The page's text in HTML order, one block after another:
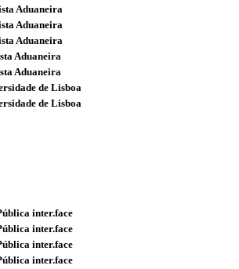
Aduaneira
Aduaneira
Aduaneira
Aduaneira
Aduaneira
de Lisboa
de Lisboa
inter.face
inter.face
inter.face
inter.face